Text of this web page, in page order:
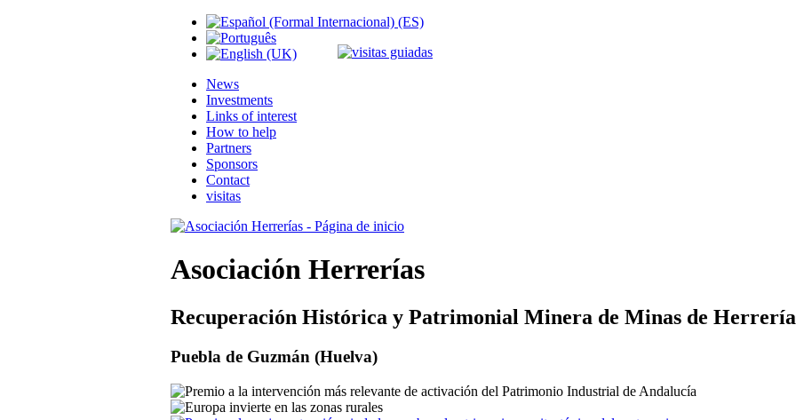
News
Investments
Links of interest
How to help
Partners
Sponsors
Contact
visitas
Asociación Herrerías
Recuperación Histórica y Patrimonial Minera de Minas de
Puebla de Guzmán (Huelva)